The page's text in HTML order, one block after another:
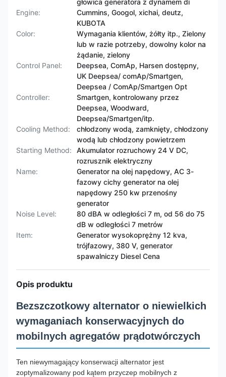
głowica generatora z dynamem di
Engine:
Cummins, Googol, xichai, deutz,
KUBOTA
Color:
Wymagania klientów, żółty itp., Zielony
lub w razie potrzeby, dowolny kolor na
żądanie, zielony
Control Panel:
Deepsea, ComAp, Harsen dostępny,
UK Deepsea/ comAp/Smartgen,
Deepsea / ComAp/Smartgen Opt
Controller:
Smartgen, kontrolowany przez
Deepsea, Woodward,
Deepsea/Smartgen/itp.
Cooling Method:
chłodzony wodą, zamknięty, chłodzony
wodą lub chłodzony powietrzem
Starting Method:
Akumulator rozruchowy 24 V DC,
rozrusznik elektryczny
Name:
Generator na olej napędowy, AC 3-
fazowy cichy generator na olej
napędowy 250 kw przenośny
generator
Noise Level:
80 dBA w odległości 7 m, od 56 do 75
dB w odległości 7 metrów
Item:
Generator wysokoprężny 12 kva,
trójfazowy, 380 V, generator
spawalniczy Diesel Cena
Opis produktu
Bezszczotkowy alternator o niewielkich
wymaganiach konserwacyjnych do
mobilnych agregatów prądotwórczych
Ten niewymagający konserwacji alternator jest
zoptymalizowany pod kątem przyczep mobilnych z